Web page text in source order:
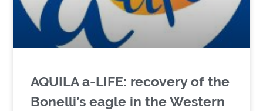
AQUILA a-LIFE: recovery of the
Bonelli’s eagle in the Western